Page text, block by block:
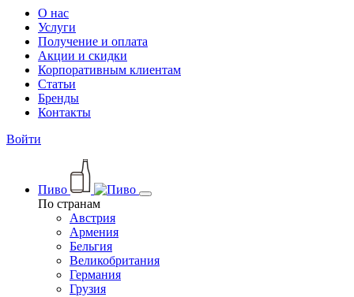
О нас
Услуги
Получение и оплата
Акции и скидки
Корпоративным клиентам
Статьи
Бренды
Контакты
Войти
Пиво
По странам
Австрия
Армения
Бельгия
Великобритания
Германия
Грузия